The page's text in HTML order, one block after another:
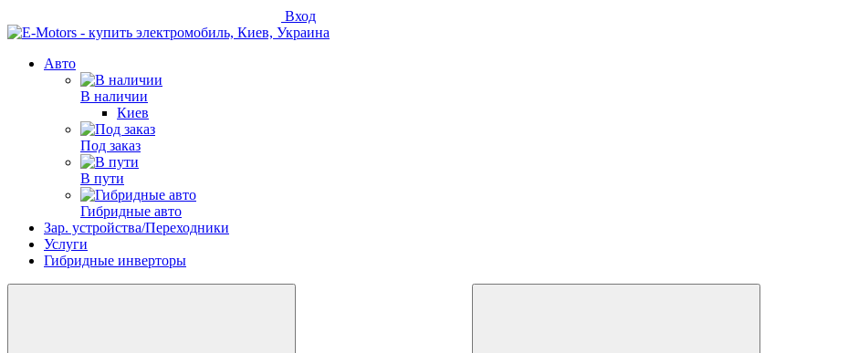
Вход
Авто
В наличии
Киев
Под заказ
В пути
Гибридные авто
Зар. устройства/Переходники
Услуги
Гибридные инверторы